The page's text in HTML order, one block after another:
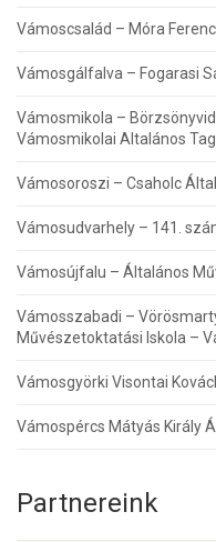
Vámoscsalád – Móra
Vámosgálfalva – Fogarasi
Vámosmikola –
Vámosmikolai Altalános
Vámosoroszi – Csaholc
Vámosudvarhely – 141.
Vámosújfalu – Általános
Vámosszabadi –
Művészetoktatási Iskola –
Vámosgyörki Visontai
Vámospércs Mátyás Király
Partnereink